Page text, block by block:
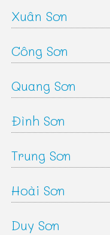
Xuân Sơn
Công Sơn
Quang Sơn
Đình Sơn
Trung Sơn
Hoài Sơn
Duy Sơn